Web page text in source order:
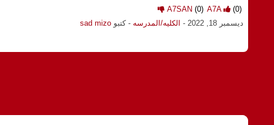
A7A
(0)
(0)
A7SAN
ديسمبر 18, 2022
- الكليه/المدرسه - كتبو sad mizo